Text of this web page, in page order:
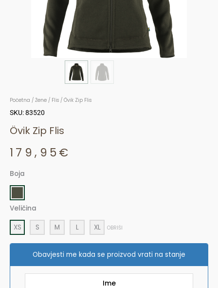
Početna / Žene / Flis / Övik Zip Flis
SKU: 83520
Övik Zip Flis
179,95 €
Boja
Veličina
XS S M L XL OBRIŠI
Obavjesti me kada se proizvod vrati na stanje
Övik
Flis